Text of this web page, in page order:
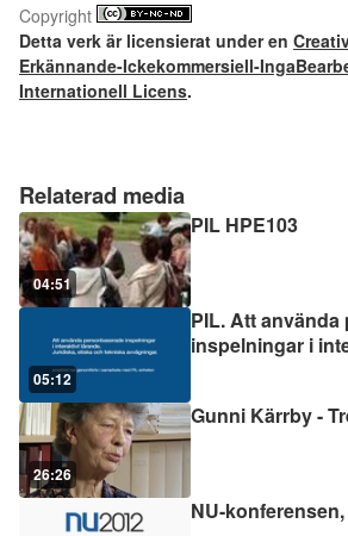
Relaterad media
04:51
PIL HPE103
05:12
PIL. Att
inspelningar i
26:26
Gunni Kärrby -
NU-
Copyright
Detta verk är licensierat under en
Erkännande-Ickekommersiell-
Internationell Licens.